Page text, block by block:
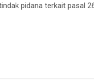
pidana terkait pasal